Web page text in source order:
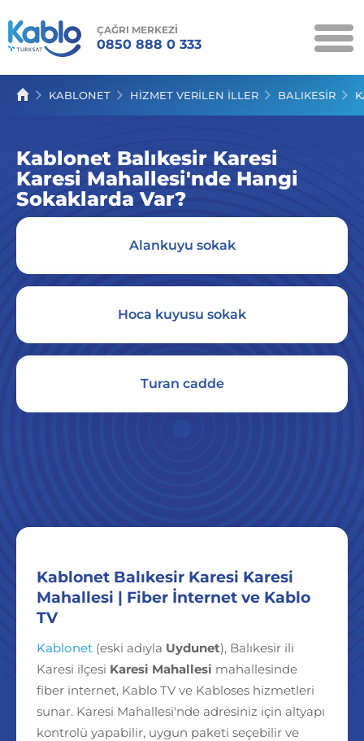
ÇAĞRI MERKEZİ
0850 888 0 333
KAMPANYALAR
KABLO TV
KABLOSES
KABLONET HIZMET VERILEN İLLER BALIKESİR
Kablonet Balıkesir Karesi
Karesi Mahallesi'nde Hangi
Sokaklarda Var?
Alankuyu sokak
Hoca kuyusu sokak
Turan cadde
Kablonet Balıkesir Karesi Karesi
Mahallesi | Fiber İnternet ve Kablo
TV
Kablonet (eski adıyla Uydunet), Balıkesir ili
Karesi ilçesi Karesi Mahallesi mahallesinde
fiber internet, Kablo TV ve Kabloses hizmetleri
sunar. Karesi Mahallesi'nde adresiniz için altyapı
kontrolü yapabilir, uygun paketi seçebilir ve